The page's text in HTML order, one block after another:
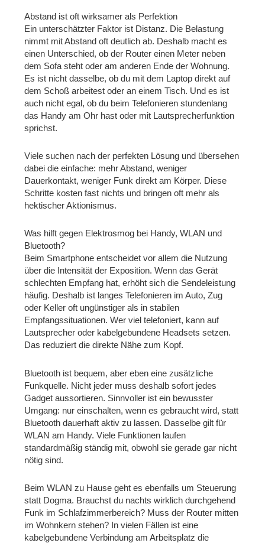
Abstand ist oft wirksamer als Perfektion
Ein unterschätzter Faktor ist Distanz. Die Belastung
nimmt mit Abstand oft deutlich ab. Deshalb macht es
einen Unterschied, ob der Router einen Meter neben
dem Sofa steht oder am anderen Ende der Wohnung.
Es ist nicht dasselbe, ob du mit dem Laptop direkt auf
dem Schoß arbeitest oder an einem Tisch. Und es ist
auch nicht egal, ob du beim Telefonieren stundenlang
das Handy am Ohr hast oder mit Lautsprecherfunktion
sprichst.
Viele suchen nach der perfekten Lösung und übersehen
dabei die einfache: mehr Abstand, weniger
Dauerkontakt, weniger Funk direkt am Körper. Diese
Schritte kosten fast nichts und bringen oft mehr als
hektischer Aktionismus.
Was hilft gegen Elektrosmog bei Handy, WLAN und
Bluetooth?
Beim Smartphone entscheidet vor allem die Nutzung
über die Intensität der Exposition. Wenn das Gerät
schlechten Empfang hat, erhöht sich die Sendeleistung
häufig. Deshalb ist langes Telefonieren im Auto, Zug
oder Keller oft ungünstiger als in stabilen
Empfangssituationen. Wer viel telefoniert, kann auf
Lautsprecher oder kabelgebundene Headsets setzen.
Das reduziert die direkte Nähe zum Kopf.
Bluetooth ist bequem, aber eben eine zusätzliche
Funkquelle. Nicht jeder muss deshalb sofort jedes
Gadget aussortieren. Sinnvoller ist ein bewusster
Umgang: nur einschalten, wenn es gebraucht wird, statt
Bluetooth dauerhaft aktiv zu lassen. Dasselbe gilt für
WLAN am Handy. Viele Funktionen laufen
standardmäßig ständig mit, obwohl sie gerade gar nicht
nötig sind.
Beim WLAN zu Hause geht es ebenfalls um Steuerung
statt Dogma. Brauchst du nachts wirklich durchgehend
Funk im Schlafzimmerbereich? Muss der Router mitten
im Wohnkern stehen? In vielen Fällen ist eine
kabelgebundene Verbindung am Arbeitsplatz die